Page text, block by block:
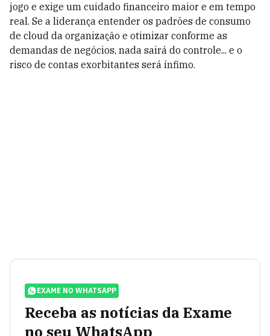
jogo e exige um cuidado financeiro maior e em tempo
real. Se a liderança entender os padrões de consumo
de cloud da organização e otimizar conforme as
demandas de negócios, nada sairá do controle... e o
risco de contas exorbitantes será ínfimo.
EXAME NO WHATSAPP
Receba as notícias da Exame
no seu WhatsApp